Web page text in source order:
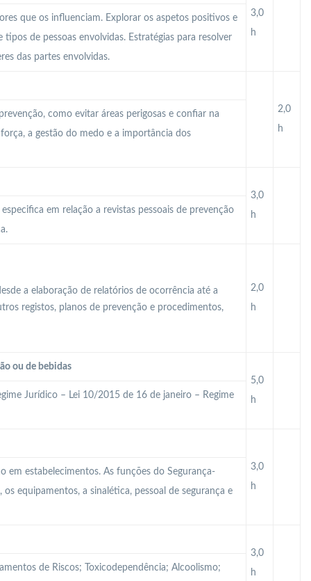
3,0
h
que os influenciam. Explorar os aspetos positivos e
de pessoas envolvidas. Estratégias para resolver
das partes envolvidas.
2,0
h
como evitar áreas perigosas e confiar na
a gestão do medo e a importância dos
3,0
h
em relação a revistas pessoais de prevenção
a elaboração de relatórios de ocorrência até a
registos, planos de prevenção e procedimentos,
2,0
h
ou de bebidas
5,0
h
Jurídico – Lei 10/2015 de 16 de janeiro – Regime
3,0
h
em estabelecimentos. As funções do Segurança-
equipamentos, a sinalética, pessoal de segurança e
3,0
h
de Riscos; Toxicodependência; Alcoolismo;